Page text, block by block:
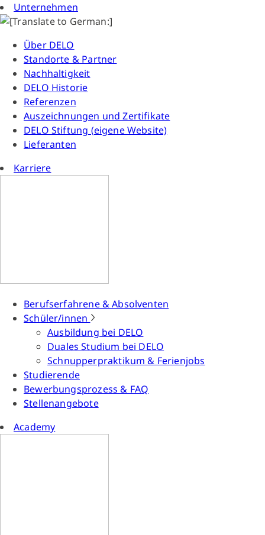
Unternehmen
Über DELO
Standorte & Partner
Nachhaltigkeit
DELO Historie
Referenzen
Auszeichnungen und Zertifikate
DELO Stiftung (eigene Website)
Lieferanten
Karriere
Berufserfahrene & Absolventen
Schüler/innen
Ausbildung bei DELO
Duales Studium bei DELO
Schnupperpraktikum & Ferienjobs
Studierende
Bewerbungsprozess & FAQ
Stellenangebote
Academy